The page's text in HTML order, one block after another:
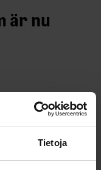
Tietoja
är nu
9001:2015 certifikat